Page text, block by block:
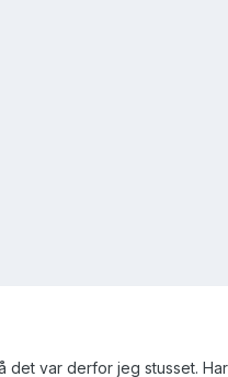
var derfor jeg stusset.